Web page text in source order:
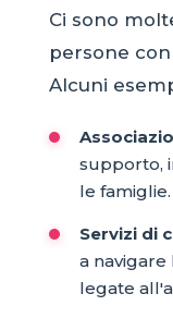
Ci sono
persone
Alcuni
supporto,
le famiglie.
Servizi di
a
legate